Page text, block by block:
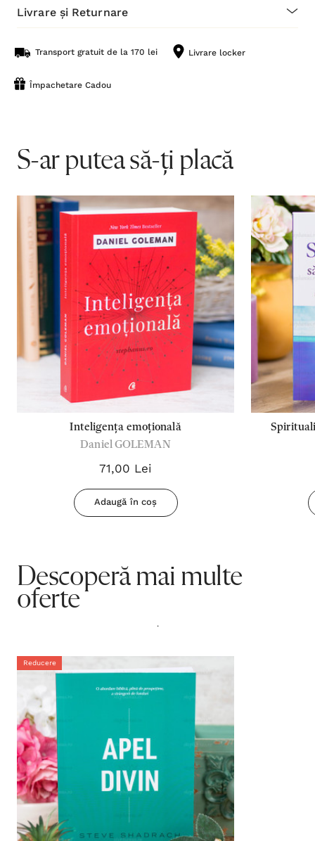
Livrare și Returnare
Transport gratuit de la 170 lei Livrare locker
Împachetare Cadou
S-ar putea să-ți placă
Inteligența emoțională
Daniel GOLEMAN
71,00 Lei
Adaugă în coș
Descoperă mai multe
oferte
.
Reducere